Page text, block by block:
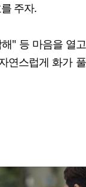
주자.
" 등 마음을 열고
연스럽게 화가 풀